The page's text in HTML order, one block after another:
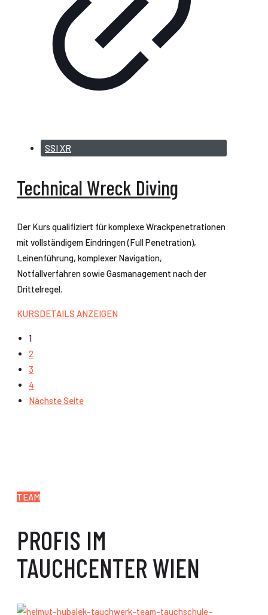
SSI XR
Technical Wreck Diving
Der Kurs qualifiziert für komplexe Wrackpenetrationen
mit vollständigem Eindringen (Full Penetration),
Leinenführung, komplexer Navigation,
Notfallverfahren sowie Gasmanagement nach der
Drittelregel.
KURSDETAILS ANZEIGEN
1
2
3
4
Nächste Seite
TEAM
PROFIS IM
TAUCHCENTER WIEN